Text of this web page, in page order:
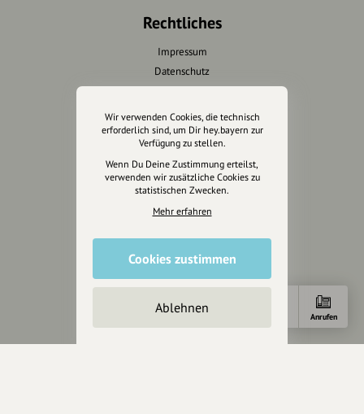
Anrufen
Rechtliches
Impressum
Datenschutz
AGB
Cookies zurücksetzen
Presse
Mediakit
Presseberichte
Wir unterstützen Euch
Fotografie & mehr
Marketing
Design & Branding
Wir verwenden Cookies, die technisch
erforderlich sind, um Dir hey.bayern zur
Verfügung zu stellen.
Wenn Du Deine Zustimmung erteilst,
verwenden wir zusätzliche Cookies zu
statistischen Zwecken.
Mehr erfahren
Cookies zustimmen
Ablehnen